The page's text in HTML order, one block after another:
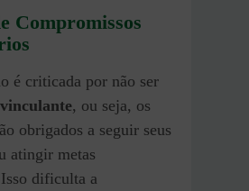
Compromissos
é criticada por não ser
, ou seja, os
obrigados a seguir seus
atingir metas
dificulta a